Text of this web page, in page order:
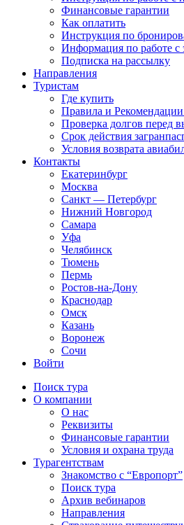
Финансовые гарантии
Как оплатить
Инструкция по
Информация по работе с
Подписка на рассылку
Направления
Туристам
Где купить
Правила и
Проверка долгов перед
Срок действия
Условия возврата
Контакты
Екатеринбург
Москва
Санкт — Петербург
Нижний Новгород
Самара
Уфа
Челябинск
Тюмень
Пермь
Ростов-на-Дону
Краснодар
Омск
Казань
Воронеж
Сочи
Войти
Поиск тура
О компании
О нас
Реквизиты
Финансовые гарантии
Условия и охрана труда
Турагентствам
Знакомство с “Европорт”
Поиск тура
Архив вебинаров
Направления